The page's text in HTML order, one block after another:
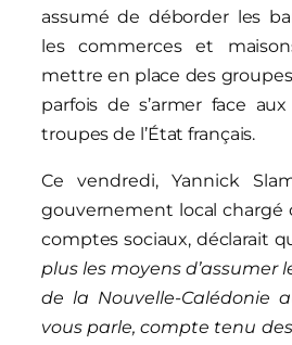
assumé de déborder les
les commerces et
mettre en place des
parfois de s’armer face
troupes de l’État français.
Ce vendredi, Yannick
gouvernement local chargé
comptes sociaux, déclarait
plus les moyens d’assumer
de la Nouvelle-Calédonie
vous parle, compte tenu